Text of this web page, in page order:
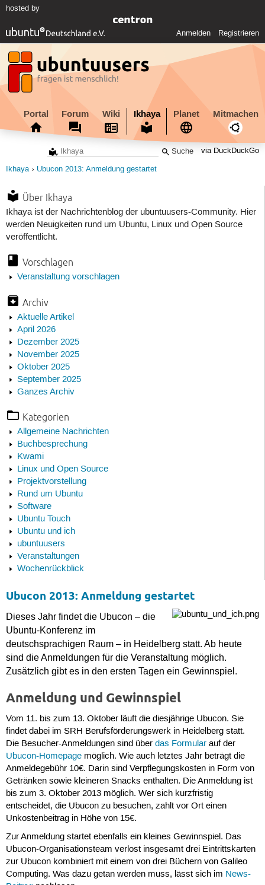
hosted by
Anmelden Registrieren
Portal Forum Wiki Ikhaya Planet Mitmachen
via DuckDuckGo
Ikhaya Ubucon 2013: Anmeldung gestartet
Über Ikhaya
Ikhaya ist der Nachrichtenblog der ubuntuusers-Community. Hier
werden Neuigkeiten rund um Ubuntu, Linux und Open Source
veröffentlicht.
Vorschlagen
Veranstaltung vorschlagen
Archiv
Aktuelle Artikel
April 2026
Dezember 2025
November 2025
Oktober 2025
September 2025
Ganzes Archiv
Kategorien
Allgemeine Nachrichten
Buchbesprechung
Kwami
Linux und Open Source
Projektvorstellung
Rund um Ubuntu
Software
Ubuntu Touch
Ubuntu und ich
ubuntuusers
Veranstaltungen
Wochenrückblick
Ubucon 2013: Anmeldung gestartet
Dieses Jahr findet die Ubucon – die
Ubuntu-Konferenz im
deutschsprachigen Raum – in Heidelberg statt. Ab heute
sind die Anmeldungen für die Veranstaltung möglich.
Zusätzlich gibt es in den ersten Tagen ein Gewinnspiel.
Anmeldung und Gewinnspiel
Vom 11. bis zum 13. Oktober läuft die diesjährige Ubucon. Sie
findet dabei im SRH Berufsförderungswerk in Heidelberg statt.
Die Besucher-Anmeldungen sind über das Formularauf der
Ubucon-Homepagemöglich. Wie auch letztes Jahr beträgt die
Anmeldegebühr 10€. Darin sind Verpflegungskosten in Form von
Getränken sowie kleineren Snacks enthalten. Die Anmeldung ist
bis zum 3. Oktober 2013 möglich. Wer sich kurzfristig
entscheidet, die Ubucon zu besuchen, zahlt vor Ort einen
Unkostenbeitrag in Höhe von 15€.
Zur Anmeldung startet ebenfalls ein kleines Gewinnspiel. Das
Ubucon-Organisationsteam verlost insgesamt drei Eintrittskarten
zur Ubucon kombiniert mit einem von drei Büchern von Galileo
Computing. Was dazu getan werden muss, lässt sich im News-